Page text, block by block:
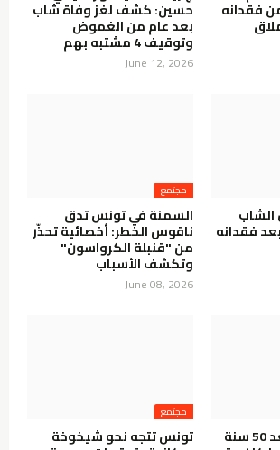
فقدانه حسين: كشف لغز وفاة شاب
بعد عام من الغموض
وتوقيف 4 مشتبه بهم
June 12, 2026
الشاب
فقدانه
مجتمع
السمنة في تونس تدق
ناقوس الخطر: أخصائية تحذّر
من "قنبلة الكرواسون"
وتكشف الأسباب
June 08, 2026
سيدة تكتشف بعد 50 سنة
مجتمع
تونس تتجه نحو شيخوخة